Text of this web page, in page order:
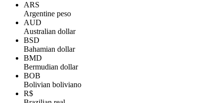
ARS
Argentine peso
AUD
Australian dollar
BSD
Bahamian dollar
BMD
Bermudian dollar
BOB
Bolivian boliviano
R$